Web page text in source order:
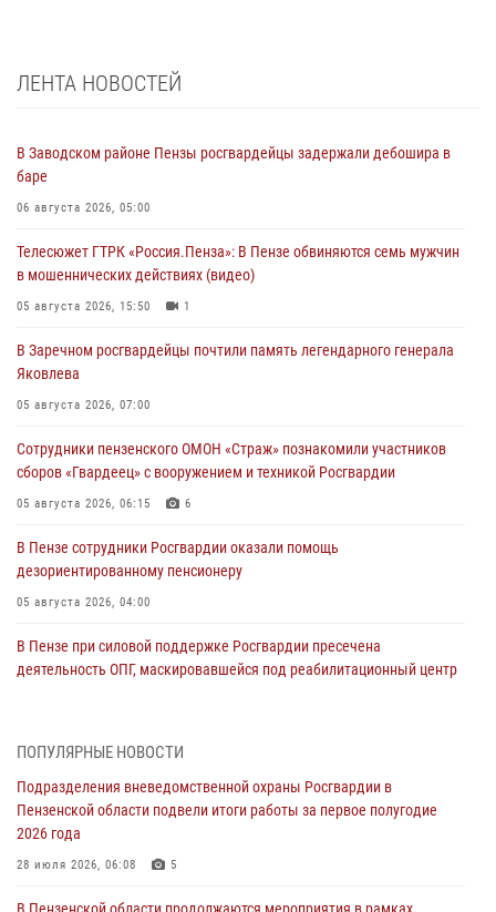
ЛЕНТА НОВОСТЕЙ
В Заводском районе Пензы росгвардейцы задержали дебошира в
баре
06 августа 2026, 05:00
Телесюжет ГТРК «Россия.Пенза»: В Пензе обвиняются семь мужчин
в мошеннических действиях (видео)
05 августа 2026, 15:50 1
В Заречном росгвардейцы почтили память легендарного генерала
Яковлева
05 августа 2026, 07:00
Сотрудники пензенского ОМОН «Страж» познакомили участников
сборов «Гвардеец» с вооружением и техникой Росгвардии
05 августа 2026, 06:15 6
В Пензе сотрудники Росгвардии оказали помощь
дезориентированному пенсионеру
05 августа 2026, 04:00
В Пензе при силовой поддержке Росгвардии пресечена
деятельность ОПГ, маскировавшейся под реабилитационный центр
работы за первое полугодие 2026 года
Росгвардия обеспечила безопасность праздничных мероприятий в
ПОПУЛЯРНЫЕ НОВОСТИ
Подразделения вневедомственной охраны Росгвардии в
Пензенской области подвели итоги работы за первое полугодие
2026 года
28 июля 2026, 06:08 5
В Пензенской области продолжаются мероприятия в рамках